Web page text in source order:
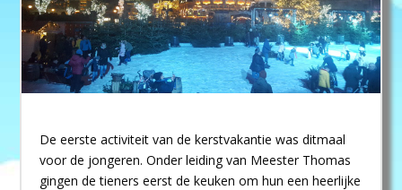
De eerste activiteit van de kerstvakantie was ditmaal
voor de jongeren. Onder leiding van Meester Thomas
gingen de tieners eerst de keuken om hun een heerlijke